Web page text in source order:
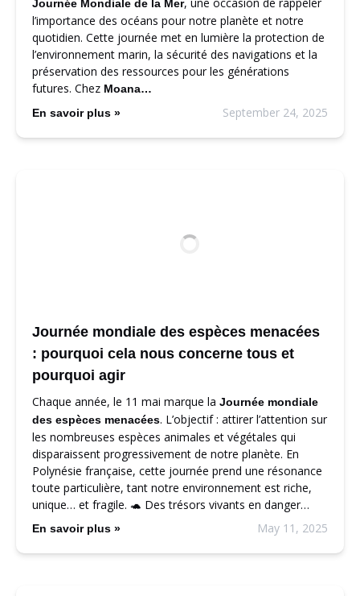
Journée Mondiale de la Mer
l’importance des océans pour notre planète et notre
quotidien. Cette journée met en lumière la protection de
l’environnement marin, la sécurité des navigations et la
préservation des ressources pour les générations
futures. Chez Moana…
En savoir plus »
September 24, 2025
Journée mondiale des espèces menacées
: pourquoi cela nous concerne tous et
pourquoi agir
Chaque année, le 11 mai marque la Journée mondiale
des espèces menacées. L’objectif : attirer l’attention sur
les nombreuses espèces animales et végétales qui
disparaissent progressivement de notre planète. En
Polynésie française, cette journée prend une résonance
toute particulière, tant notre environnement est riche,
unique… et fragile. 🐢 Des trésors vivants en danger…
En savoir plus » May 11, 2025